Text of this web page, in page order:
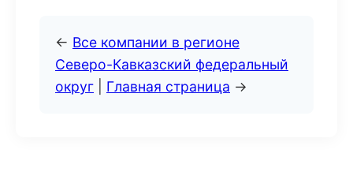
← Все компании в регионе
Северо-Кавказский федеральный
округ
Главная страница →